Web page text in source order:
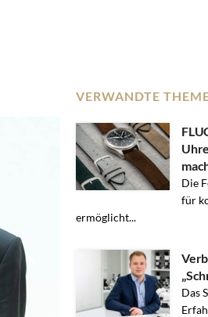
VERWANDTE
Die
für
ermöglicht...
Das